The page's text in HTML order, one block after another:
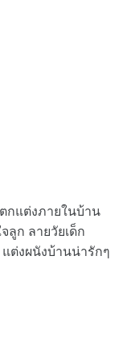
ตกแต่งภายในบ้าน
ลูก ลายวัยเด็ก
แต่งผนังบ้านน่ารักๆ